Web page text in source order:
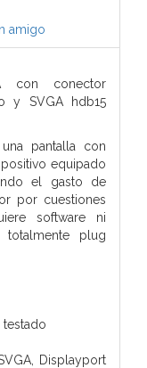
amigo
con conector
y SVGA hdb15
pantalla con
equipado
el gasto de
por cuestiones
software ni
totalmente plug
testado
Displayport